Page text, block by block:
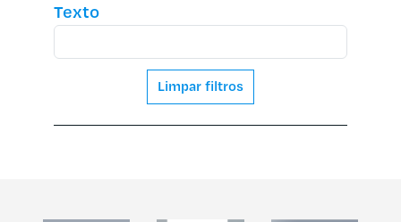
Texto
Limpar filtros